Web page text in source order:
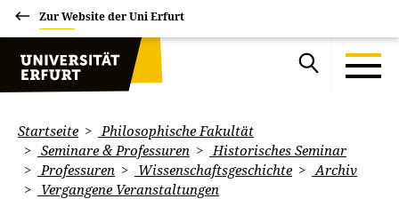
Zur Website der Uni Erfurt
Startseite
Philosophische Fakultät
Seminare & Professuren
Historisches Seminar
Professuren
Wissenschaftsgeschichte
Archiv
Vergangene Veranstaltungen